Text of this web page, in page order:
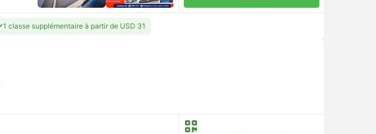
1 classe supplémentaire à partir de USD 31